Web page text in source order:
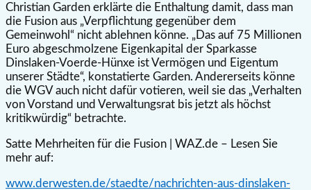
Christian Garden erklärte die Enthaltung damit, dass man
die Fusion aus „Verpflichtung gegenüber dem
Gemeinwohl“ nicht ablehnen könne. „Das auf 75 Millionen
Euro abgeschmolzene Eigenkapital der Sparkasse
Dinslaken-Voerde-Hünxe ist Vermögen und Eigentum
unserer Städte“, konstatierte Garden. Andererseits könne
die WGV auch nicht dafür votieren, weil sie das „Verhalten
von Vorstand und Verwaltungsrat bis jetzt als höchst
kritikwürdig“ betrachte.
Satte Mehrheiten für die Fusion | WAZ.de – Lesen Sie
mehr auf:
www.derwesten.de/staedte/nachrichten-aus-dinslaken-